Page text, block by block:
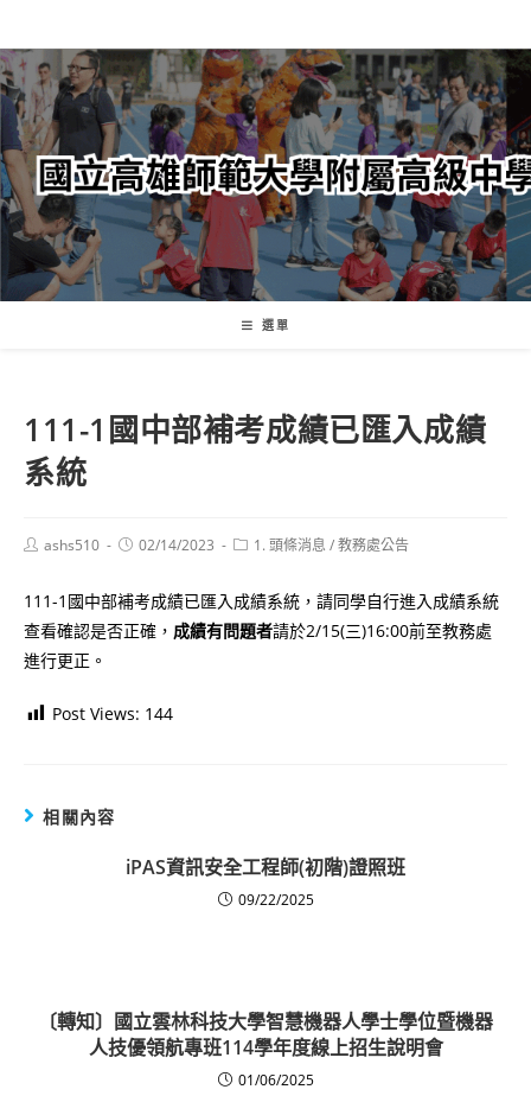
轉
至
主
內
容
選單
111-1國中部補考成績已匯入成績
系統
Postashs510
Post02/14/2023
Post1. 頭條消息 /教務處公告
111-1國中部補考成績已匯入成績系統，請同學自行進入成績系統
查看確認是否正確， 成績有問題者請於2/15(三)16:00前至教務處
進行更正。
Post Views: 144
相關內容
iPAS資訊安全工程師(初階)證照班
09/22/2025
〔轉知〕國立雲林科技大學智慧機器人學士學位暨機器
人技優領航專班114學年度線上招生說明會
01/06/2025